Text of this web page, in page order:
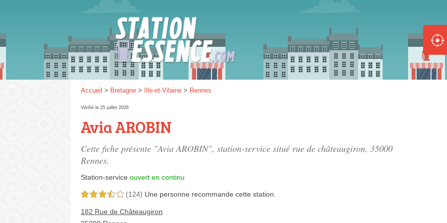
Accueil > Bretagne > Ille-et-Vilaine > Rennes
Vérifié le 25 juillet 2026
Avia AROBIN
Cette fiche présente "Avia AROBIN", station-service situé rue de châteaugiron, 35000
Rennes.
Station-service ouvert en continu
3,5 étoiles sur 5 (124) Une personne recommande cette station.
182 Rue de Châteaugiron
Gazole :
Disponible Épuisé
SP 98 :
Disponible Épuisé